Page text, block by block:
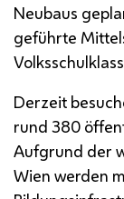
Neubaus
geführte
Derzeit
rund 380
Aufgrund der
Wien werden